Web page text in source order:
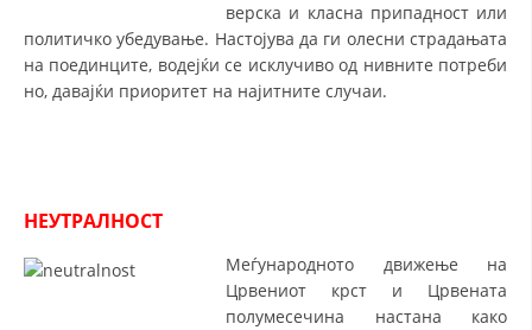
ЗАКОН ЗА ЦКРМ
СТАТУТ НА ЦКРМ
РАКОВОДЕН ОДБОР
СОБРАНИЕ
верска и класна припадност или
политичко убедување. Настојува да ги олесни страдањата
на поединците, водејќи се исклучиво од нивните потреби
но, давајќи приоритет на најитните случаи.
НЕУТРАЛНОСТ
Меѓународното движење на
Црвениот крст и Црвената
полумесечина настана како